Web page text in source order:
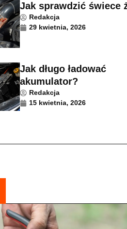
Jak sprawdzić świece
Redakcja
29 kwietnia, 2026
Jak długo ładować
akumulator?
Redakcja
15 kwietnia, 2026